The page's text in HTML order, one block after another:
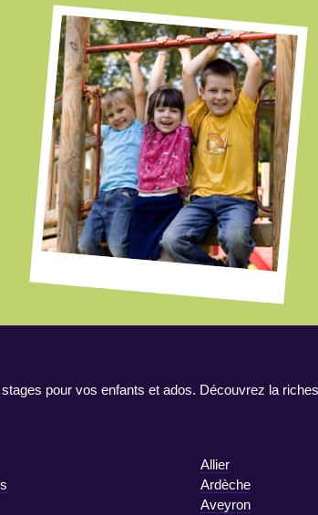
pour vos enfants et ados. Découvrez la
Allier
Ardèche
Aveyron